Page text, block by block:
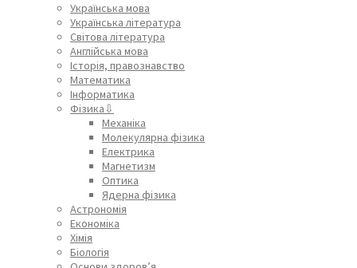
Українська мова
Українська література
Світова література
Англійська мова
Історія, правознавство
Математика
Інформатика
Фізика⇩
Механіка
Молекулярна фізика
Електрика
Магнетизм
Оптика
Ядерна фізика
Астрономія
Економіка
Хімія
Біологія